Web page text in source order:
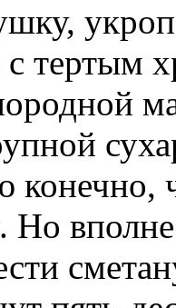
тертым
Но